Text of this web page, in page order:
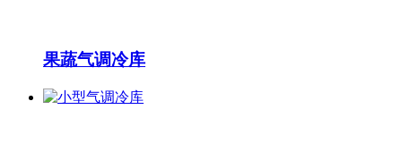
果蔬气调冷库